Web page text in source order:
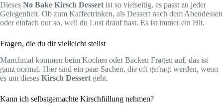
Dieses No Bake Kirsch Dessert ist so vielseitig, es passt zu jeder
Gelegenheit. Ob zum Kaffeetrinken, als Dessert nach dem Abendessen
oder einfach nur so, weil du Lust drauf hast. Es ist immer ein Hit.
Fragen, die du dir vielleicht stellst
Manchmal kommen beim Kochen oder Backen Fragen auf, das ist
ganz normal. Hier sind ein paar Sachen, die oft gefragt werden, wenn
es um dieses Kirsch Dessert geht.
Kann ich selbstgemachte Kirschfüllung nehmen?